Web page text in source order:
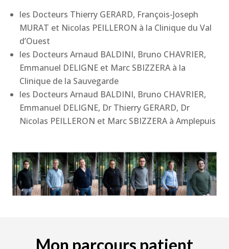
les Docteurs Thierry GERARD, François-Joseph
MURAT et Nicolas PEILLERON à la Clinique du Val
d’Ouest
les Docteurs Arnaud BALDINI, Bruno CHAVRIER,
Emmanuel DELIGNE et Marc SBIZZERA à la
Clinique de la Sauvegarde
les Docteurs Arnaud BALDINI, Bruno CHAVRIER,
Emmanuel DELIGNE, Dr Thierry GERARD, Dr
Nicolas PEILLERON et Marc SBIZZERA à Amplepuis
Mon parcours patient